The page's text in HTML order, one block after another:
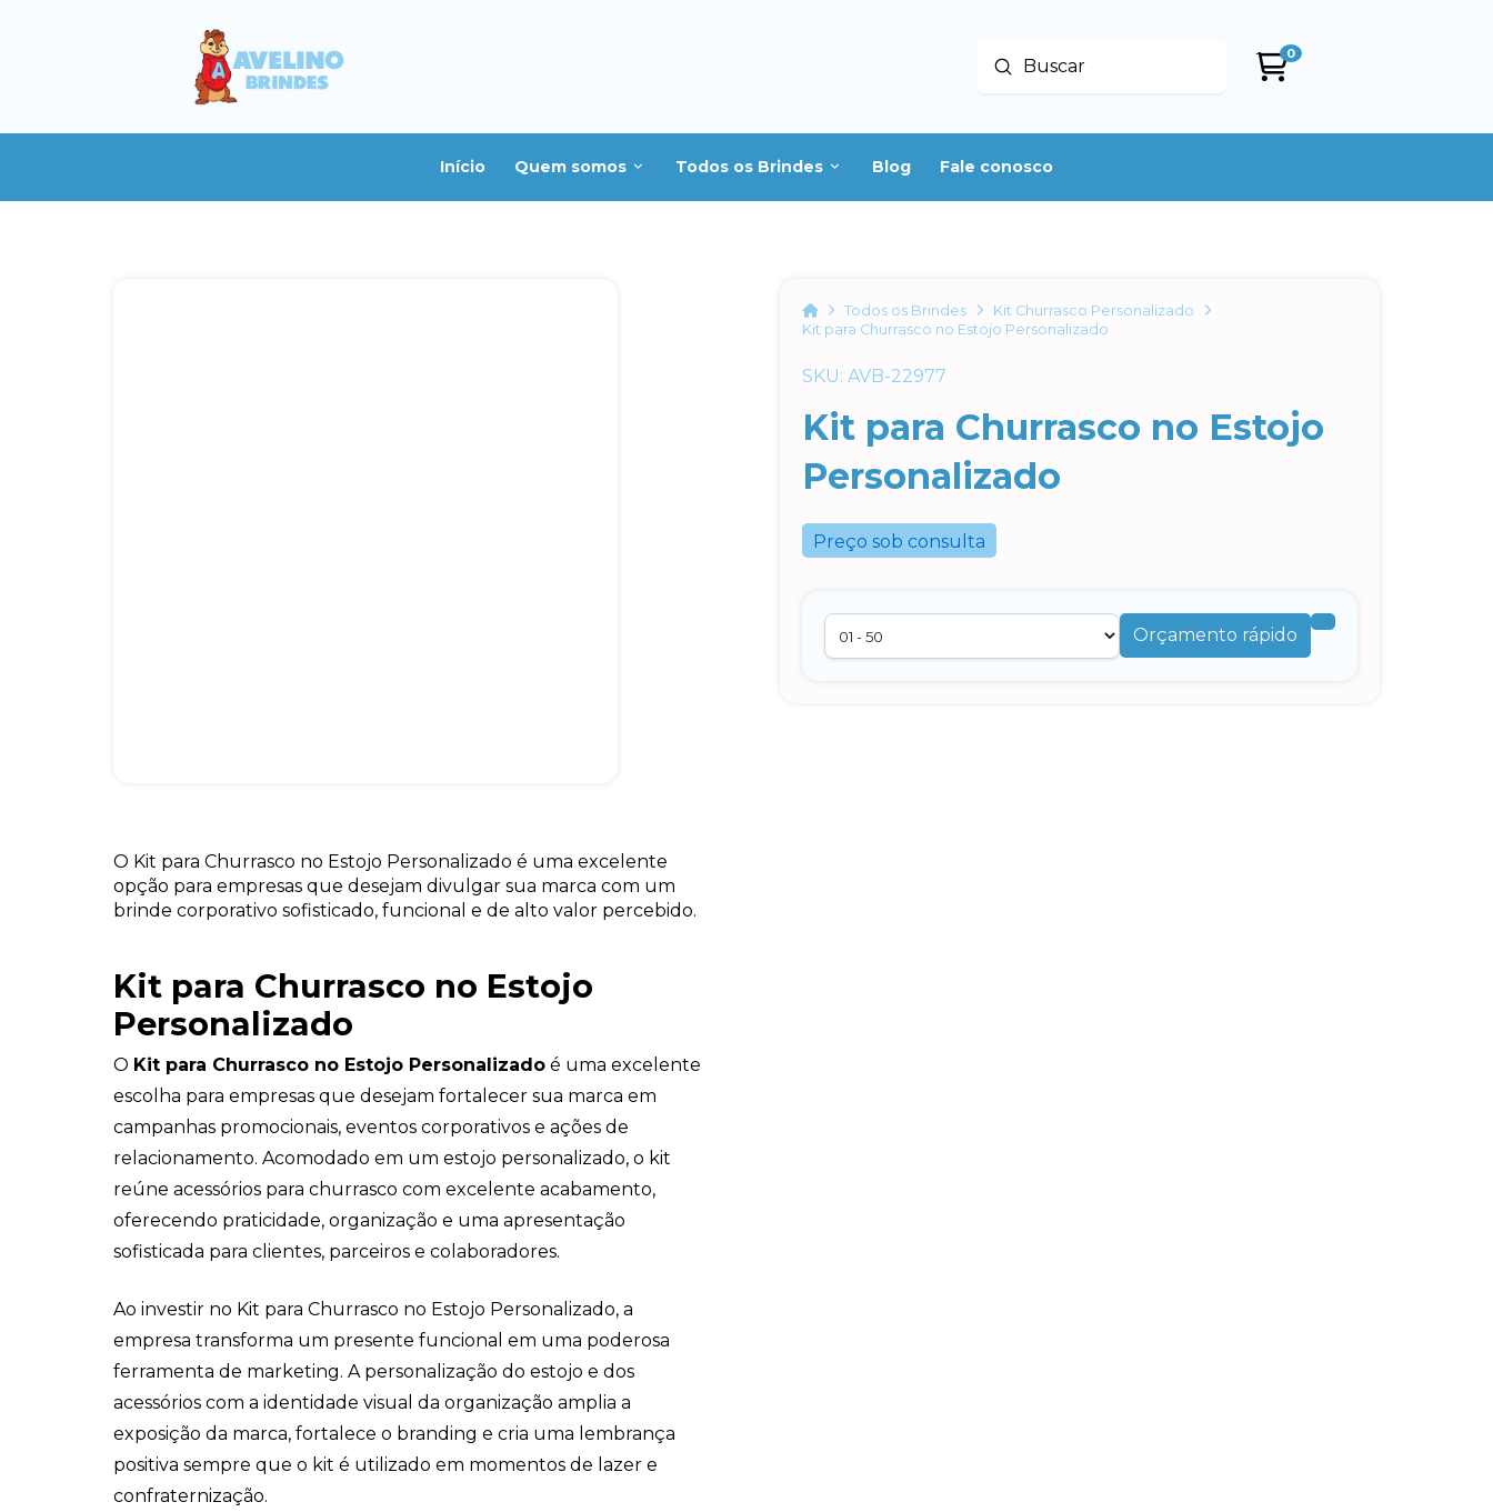
Buscar
Enviar
0
Início Quem somos Todos os Brindes Blog Fale conosco
HomeTodos os Brindes
Kit Churrasco Personalizado
Kit para Churrasco no Estojo Personalizado
SKU: AVB-22977
Kit para Churrasco no Estojo
Personalizado
Preço sob consulta
Orçamento rápido
O Kit para Churrasco no Estojo Personalizado é uma excelente
opção para empresas que desejam divulgar sua marca com um
brinde corporativo sofisticado, funcional e de alto valor percebido.
Kit para Churrasco no Estojo
Personalizado
O Kit para Churrasco no Estojo Personalizado é uma excelente
escolha para empresas que desejam fortalecer sua marca em
campanhas promocionais, eventos corporativos e ações de
relacionamento. Acomodado em um estojo personalizado, o kit
reúne acessórios para churrasco com excelente acabamento,
oferecendo praticidade, organização e uma apresentação
sofisticada para clientes, parceiros e colaboradores.
Ao investir no Kit para Churrasco no Estojo Personalizado, a
empresa transforma um presente funcional em uma poderosa
ferramenta de marketing. A personalização do estojo e dos
acessórios com a identidade visual da organização amplia a
exposição da marca, fortalece o branding e cria uma lembrança
positiva sempre que o kit é utilizado em momentos de lazer e
confraternização.